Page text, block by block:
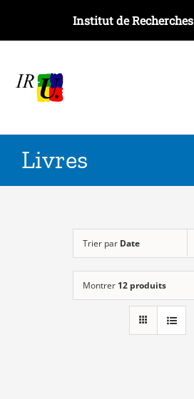
contenu
Institut de Recherches
Les recherches
Les événements
Livres
Trier par Date
Montrer 12 produits